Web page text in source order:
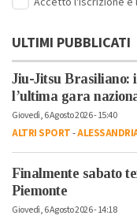
ULTIMI PUBBLICATI
Jiu-Jitsu Brasiliano:
l’ultima gara
Giovedì, 6 Agosto 2026 - 15:40
ALTRI SPORT-
Finalmente sabato
Piemonte
Giovedì, 6 Agosto 2026 - 14:18